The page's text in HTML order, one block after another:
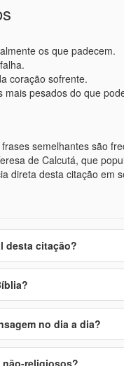
os que padecem.
coração sofrente.
pesados do que
semelhantes são
de Calcutá, que
direta desta citação em
desta citação?
no dia a dia?
não-religiosos?